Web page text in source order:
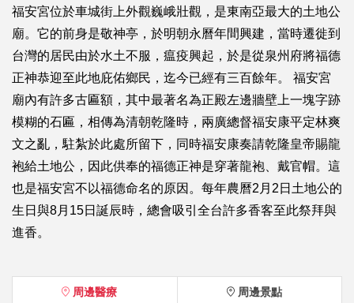
福安宮位於車城街上外觀巍峨壯觀，是東南亞最大的土地公
廟。它的前身是敬神亭，於明朝永曆年間興建，當時遷徙到
台灣的居民由於水土不服，瘟疫興起，於是從泉州府將福德
正神恭迎至此地庇佑鄉民，迄今已經有三百餘年。 福安宮
廟內有許多古匾額，其中最著名為正殿左邊牆壁上一塊字跡
模糊的石匾，相傳為清朝乾隆時，兩廣總督福安康平定林爽
文之亂，駐紮於此處所留下，同時福安康奏請乾隆皇帝賜龍
袍給土地公，因此供奉的福德正神是穿著龍袍、戴官帽。這
也是福安宮不以福德命名的原因。每年農曆2月2日土地公的
生日與8月15日誕辰時，總會吸引全台許多香客至此祭拜與
進香。
周邊醫療 周邊景點